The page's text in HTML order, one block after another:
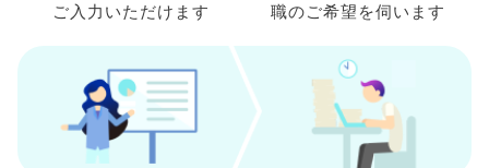
ご入力 いただけます
職のご希望を伺います